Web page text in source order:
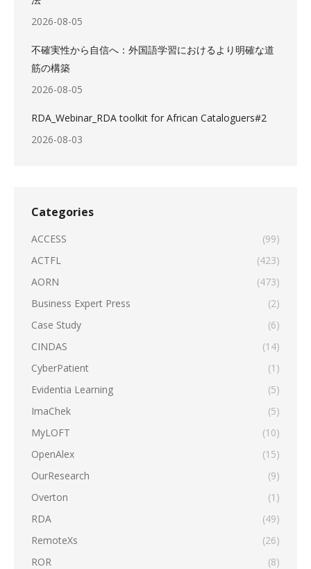
2026-08-05
不確実性から自信へ：外国語学習におけるより明確な道
筋の構築
2026-08-05
RDA_Webinar_RDA toolkit for African Cataloguers#2
2026-08-03
Categories
ACCESS
(99)
ACTFL
(423)
AORN
(473)
Business Expert Press
(2)
Case Study
(6)
CINDAS
(14)
CyberPatient
(1)
Evidentia Learning
(5)
ImaChek
(5)
MyLOFT
(10)
OpenAlex
(15)
OurResearch
(9)
Overton
(1)
RDA
(49)
RemoteXs
(26)
ROR
(8)